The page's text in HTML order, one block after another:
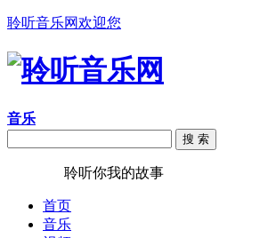
聆听音乐网欢迎您
音乐
搜 索
聆听你我的故事
首页
音乐